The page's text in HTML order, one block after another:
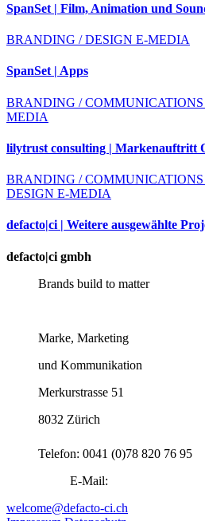
SpanSet | Film, Animation und
BRANDING / DESIGN E-MEDIA
SpanSet | Apps
BRANDING /
MEDIA
lilytrust consulting | Markenauftritt
BRANDING /
DESIGN E-MEDIA
defacto|ci | Weitere ausgewählte
defacto|ci gmbh
Brands build to matter
Marke, Marketing
und Kommunikation
Merkurstrasse 51
8032 Zürich
Telefon: 0041 (0)78 820 76 95
E-Mail:
welcome@defacto-ci.ch